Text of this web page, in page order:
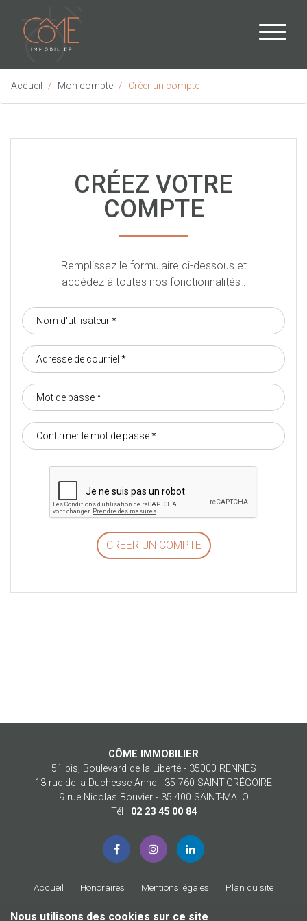
Accueil Mon compte Créer un compte
CRÉEZ VOTRE
COMPTE
Remplissez le formulaire ci-dessous et
accédez à toutes nos fonctionnalités :
Nous utilisons des cookies sur ce site
CÔME IMMOBILIER
51 bis, Boulevard de la Liberté - 35000 RENNES
13 rue de la Duchesse Anne - 35 760 SAINT-GRÉGOIRE
9 rue Nicolas Bouvier - 35 400 SAINT-MALO
Tél : 02 23 45 00 84
Accueil Honoraires Mentions légales Plan du site